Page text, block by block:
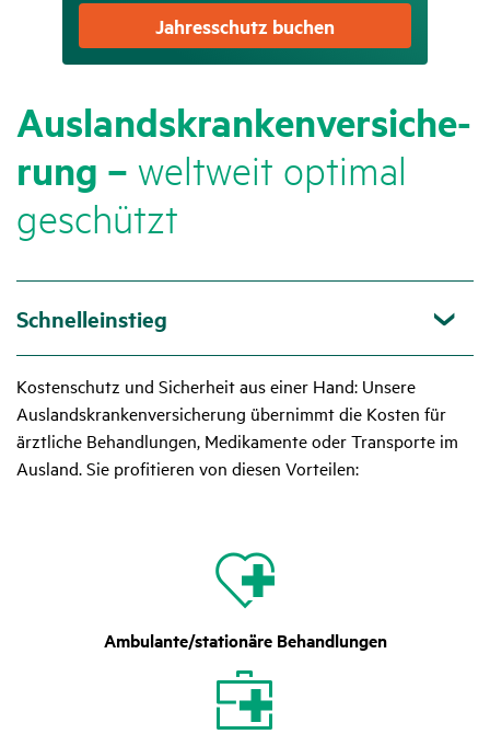
Jahres­schutz buchen
Auslands­kran­ken­ver­si­che­
rung – welt­weit optimal
geschützt
Schnelleinstieg
Kostenschutz und Sicherheit aus einer Hand: Unsere
Auslandskrankenversicherung übernimmt die Kosten für
ärztliche Behandlungen, Medikamente oder Transporte im
Ausland. Sie profitieren von diesen Vorteilen:
Ambulante/stationäre Behandlungen